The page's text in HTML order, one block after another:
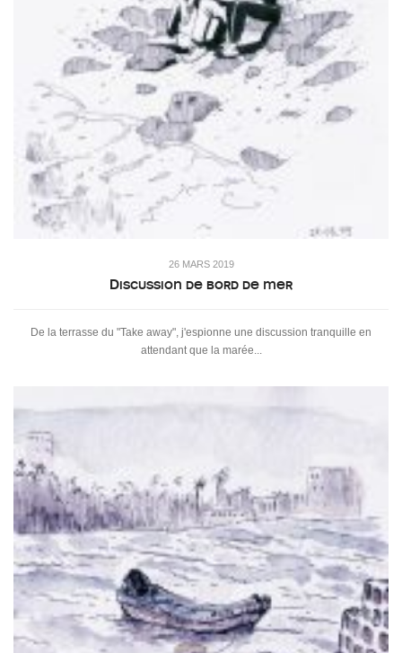
26 MARS 2019
Discussion de bord de mer
De la terrasse du "Take away", j'espionne une discussion tranquille en
attendant que la marée...